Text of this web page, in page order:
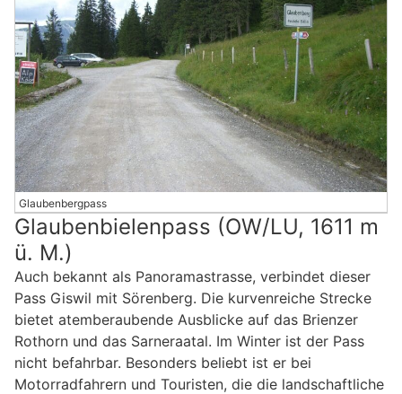
Glaubenbergpass
Glaubenbielenpass (OW/LU, 1611 m
ü. M.)
Auch bekannt als Panoramastrasse, verbindet dieser
Pass Giswil mit Sörenberg. Die kurvenreiche Strecke
bietet atemberaubende Ausblicke auf das Brienzer
Rothorn und das Sarneraatal. Im Winter ist der Pass
nicht befahrbar. Besonders beliebt ist er bei
Motorradfahrern und Touristen, die die landschaftliche